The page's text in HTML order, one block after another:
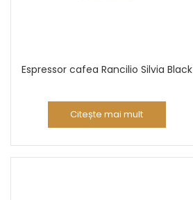
Espressor cafea Rancilio Silvia Black
Citește mai mult